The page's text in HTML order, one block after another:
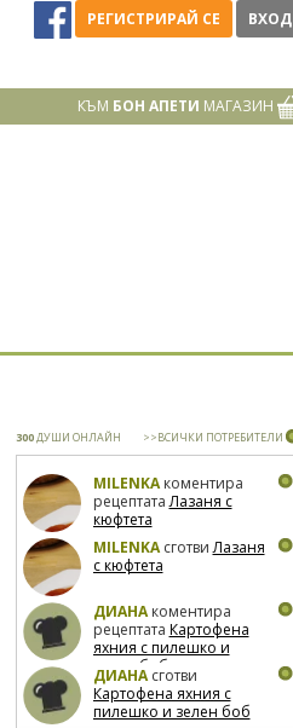
РЕГИСТРИРАЙ СЕ ВХОД
КЪМ БОН АПЕТИ МАГАЗИН
300ДУШИ ОНЛАЙН >>ВСИЧКИ ПОТРЕБИТЕЛИ
MILENKAкоментира
рецептатаЛазаня с
кюфтета
MILENKAсготвиЛазаня
с кюфтета
ДИАНАкоментира
рецептата Картофена
яхния с пилешко и
зелен боб
ДИАНАсготви
Картофена яхния с
пилешко и зелен боб